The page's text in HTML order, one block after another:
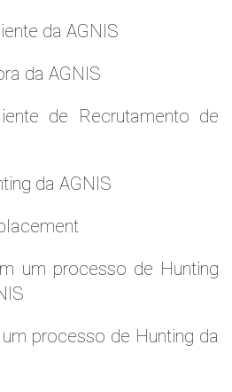
da AGNIS
da AGNIS
de Recrutamento de
da AGNIS
um processo de Hunting
processo de Hunting da